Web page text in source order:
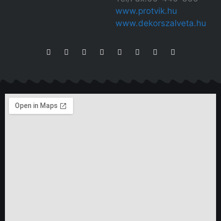
www.protvik.hu
www.dekorszalveta.hu